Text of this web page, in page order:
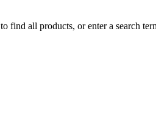
find all products, or enter a search